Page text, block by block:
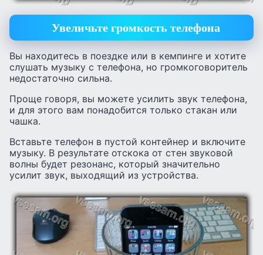
Увеличьте громкость телефона
Вы находитесь в поездке или в кемпинге и хотите
слушать музыку с телефона, но громкоговоритель
недостаточно сильна.
Проще говоря, вы можете усилить звук телефона,
и для этого вам понадобится только стакан или
чашка.
Вставьте телефон в пустой контейнер и включите
музыку. В результате отскока от стен звуковой
волны будет резонанс, который значительно
усилит звук, выходящий из устройства.